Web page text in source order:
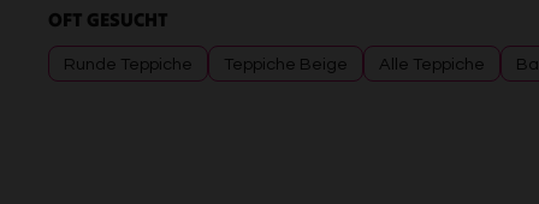
OFT GESUCHT
Runde Teppiche Teppiche Beige Alle Teppiche